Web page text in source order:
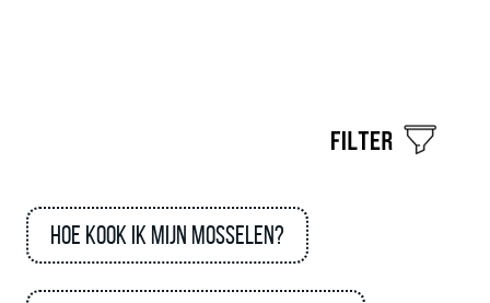
Hoe kook ik mijn mosselen?